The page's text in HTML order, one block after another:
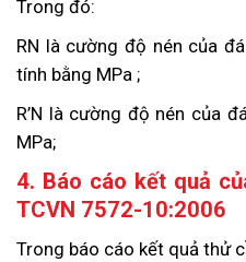
Trong đó:
RN là cường độ nén của
tính bằng MPa ;
R’N là cường độ nén của
MPa;
4. Báo cáo kết quả
TCVN 7572-10:2006
Trong báo cáo kết quả thử